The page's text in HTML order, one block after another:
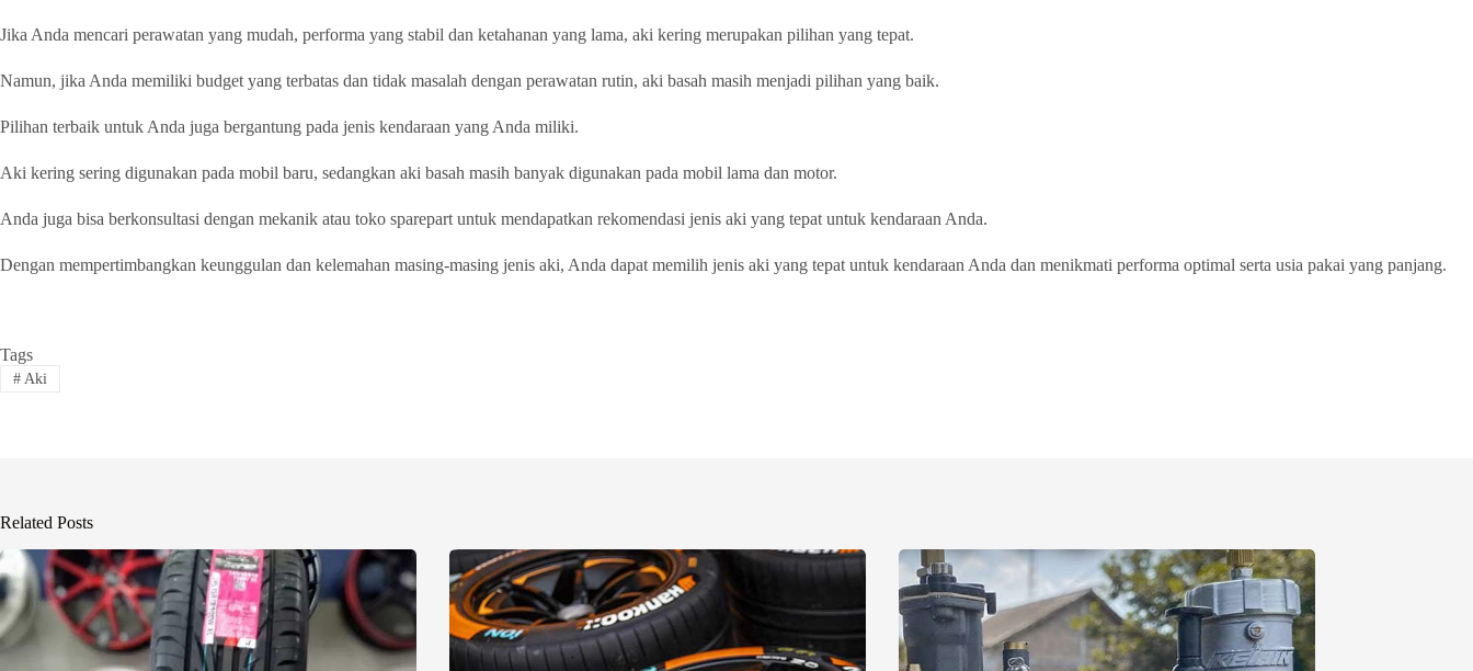
Jika Anda mencari perawatan yang mudah, performa yang stabil dan ketahanan yang lama, aki kering merupakan pilihan yang tepat.
Namun, jika Anda memiliki budget yang terbatas dan tidak masalah dengan perawatan rutin, aki basah masih menjadi pilihan yang baik.
Pilihan terbaik untuk Anda juga bergantung pada jenis kendaraan yang Anda miliki.
Aki kering sering digunakan pada mobil baru, sedangkan aki basah masih banyak digunakan pada mobil lama dan motor.
Anda juga bisa berkonsultasi dengan mekanik atau toko sparepart untuk mendapatkan rekomendasi jenis aki yang tepat untuk kendaraan Anda.
Dengan mempertimbangkan keunggulan dan kelemahan masing-masing jenis aki, Anda dapat memilih jenis aki yang tepat untuk kendaraan Anda dan menikmati performa optimal serta usia pakai yang panjang.
Tags
#Aki
Related Posts